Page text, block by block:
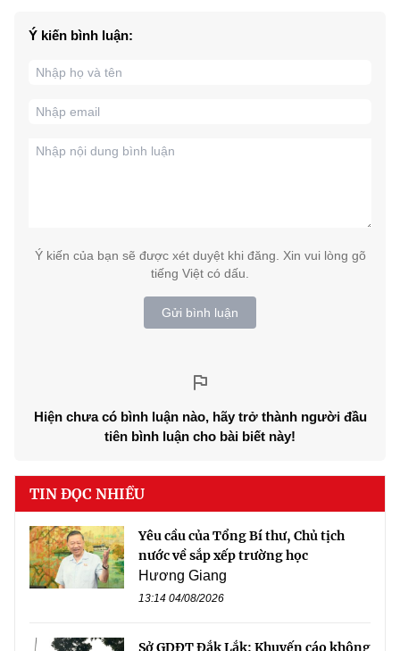
Ý kiến bình luận:
Ý kiến của bạn sẽ được xét duyệt khi đăng. Xin vui lòng gõ
tiếng Việt có dấu.
Gửi bình luận
Hiện chưa có bình luận nào, hãy trở thành người đầu
tiên bình luận cho bài biết này!
TIN ĐỌC NHIỀU
Yêu cầu của Tổng Bí thư, Chủ tịch
nước về sắp xếp trường học
Hương Giang
13:14 04/08/2026
Sở GDĐT Đắk Lắk: Khuyến cáo không